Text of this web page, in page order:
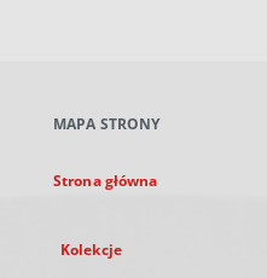
karcie
MAPA STRONY
Strona główna
Kolekcje